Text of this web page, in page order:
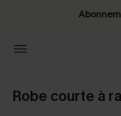
Robe courte à